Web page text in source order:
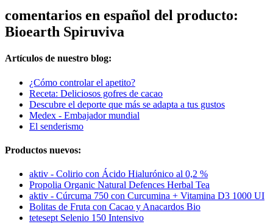
comentarios en español del producto:
Bioearth Spiruviva
Artículos de nuestro blog:
¿Cómo controlar el apetito?
Receta: Deliciosos gofres de cacao
Descubre el deporte que más se adapta a tus gustos
Medex - Embajador mundial
El senderismo
Productos nuevos:
aktiv - Colirio con Ácido Hialurónico al 0,2 %
Propolia Organic Natural Defences Herbal Tea
aktiv - Cúrcuma 750 con Curcumina + Vitamina D3 1000 UI
Bolitas de Fruta con Cacao y Anacardos Bio
tetesept Selenio 150 Intensivo